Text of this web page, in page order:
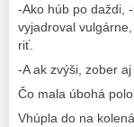
-Ako húb po daždi,
vyjadroval
riť.
-A ak zvýši, zober
Čo mala úbohá
Vhúpla do na